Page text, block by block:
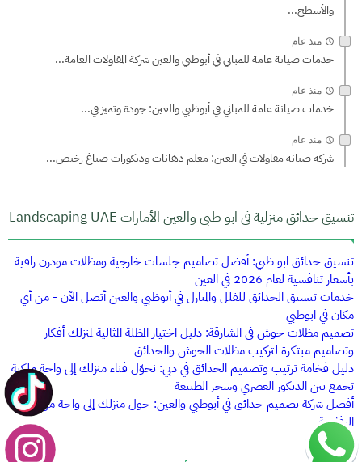
والأسطح...
منذ عام
خدمات صيانة عامة للمباني في أبوظبي والعين شركة المقاولات العامة...
منذ عام
خدمات صيانة عامة للمباني في أبوظبي والعين: جودة وتميز في...
منذ عام
شركه صيانه مقاولات في العين: معلم دهانات وديكورات صباغ رخيص...
تنسيق حدائق منزلية في ابو ظبي والعين الأمارات Landscaping UAE
تنسيق حدائق ابو ظبي: أفضل تصاميم جلسات خارجية ومظلات مودرن راقية
بأسعار تنافسية لعام 2026 في العين
خدمات تنسيق الحدائق للفلل والمنازل في أبوظبي والعين أتصل الآن - من أي
مكان في ابوظبي
تصميم مظلات حوش في الشارقة: دليل اختيار المظلة المثالية لمنزلك أفكار
وتصاميم مبتكرة لتركيب مظلات الحوش والحدائق
دليل فخامة ترتيب وتصميم الحدائق في دبي: نحوّل فناء منزلك إلى واحة ملكية
تجمع بين الديكور العصري وسحر الطبيعة
أفضل شركة تصميم حدائق في أبوظبي والعين: حول منزلك إلى واحة من
الرفاهية